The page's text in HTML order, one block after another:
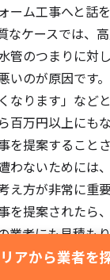
ーム工事へと話
なケースでは、
管のつまりに対
いのが原因です
なります」など
百万円以上にも
を提案することさ
わないためには
え方が非常に重
を提案されたら
業者にも見積も
ょう。別の業者
アから業者を